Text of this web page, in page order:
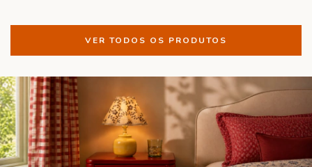
VER TODOS OS PRODUTOS